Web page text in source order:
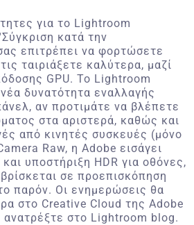
για το Lightroom
κατά την
επιτρέπει να φορτώσετε
ταιριάξετε καλύτερα, μαζί
GPU. Το Lightroom
δυνατότητα εναλλαγής
αν προτιμάτε να βλέπετε
στα αριστερά, καθώς και
από κινητές συσκευές (μόνο
Raw, η Adobe εισάγει
υποστήριξη HDR για οθόνες,
σε προεπισκόπηση
παρόν. Οι ενημερώσεις θα
στο Creative Cloud της Adobe
στο Lightroom blog.